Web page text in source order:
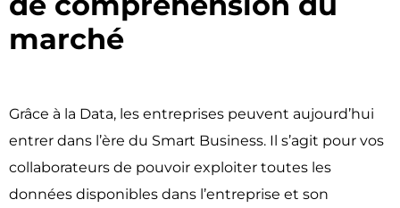
marché ​
Grâce à la Data, les entreprises peuvent aujourd’hui
entrer dans l’ère du Smart Business. Il s’agit pour vos
collaborateurs de pouvoir exploiter toutes les
données disponibles dans l’entreprise et son